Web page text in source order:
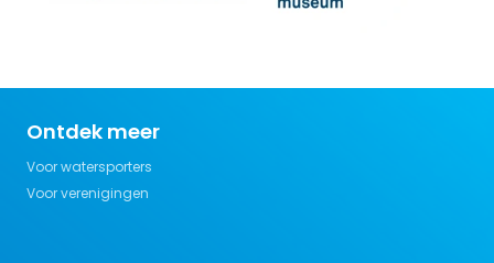
Ontdek meer
Voor watersporters
Voor verenigingen